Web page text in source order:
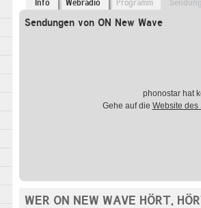
Info Webradio Programm
Sendungen von ON New Wave
phonostar hat
Gehe auf die Website des
WER ON NEW WAVE HÖRT,